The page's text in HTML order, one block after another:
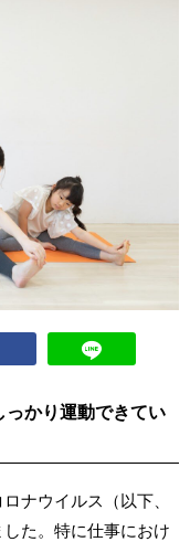
かり運動できてい
ナウイルス（以下、
た。特に仕事におけ